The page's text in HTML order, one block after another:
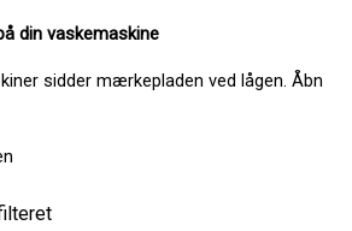
din vaskemaskine
sidder mærkepladen ved lågen. Åbn